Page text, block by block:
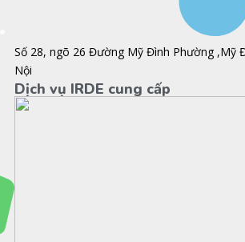
Số 28, ngõ 26 Đường Mỹ Đình Phường ,Mỹ
Nội
Dịch vụ IRDE cung cấp